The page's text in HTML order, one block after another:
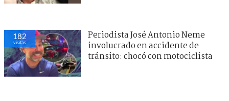
182
visitas
Periodista José Antonio Neme
involucrado en accidente de
tránsito: chocó con motociclista